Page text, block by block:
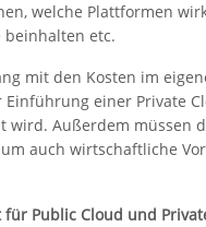
welche Plattformen
etc.
mit den Kosten im
einer Private
Außerdem müssen
auch wirtschaftliche
Public Cloud und